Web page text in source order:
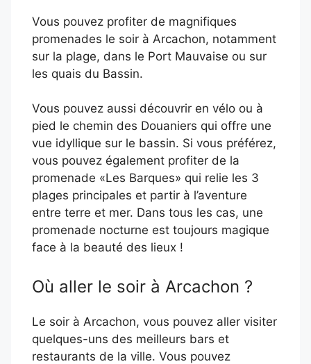
Vous pouvez profiter de magnifiques
promenades le soir à Arcachon, notamment
sur la plage, dans le Port Mauvaise ou sur
les quais du Bassin.
Vous pouvez aussi découvrir en vélo ou à
pied le chemin des Douaniers qui offre une
vue idyllique sur le bassin. Si vous préférez,
vous pouvez également profiter de la
promenade «Les Barques» qui relie les 3
plages principales et partir à l’aventure
entre terre et mer. Dans tous les cas, une
promenade nocturne est toujours magique
face à la beauté des lieux !
Où aller le soir à Arcachon ?
Le soir à Arcachon, vous pouvez aller visiter
quelques-uns des meilleurs bars et
restaurants de la ville. Vous pouvez